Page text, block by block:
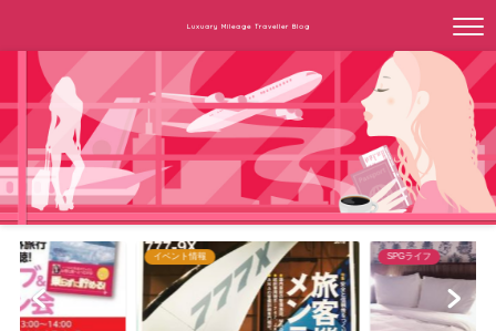
Luxuary Mileage Traveller Blog
イベント情報 SPGライフ